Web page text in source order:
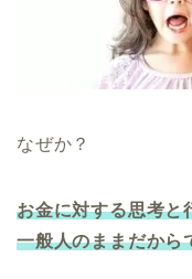
なぜか？
お金に対する思考と
一般人のままだから